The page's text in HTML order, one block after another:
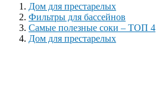
Дом для престарелых
Фильтры для бассейнов
Самые полезные соки – ТОП 4
Дом для престарелых